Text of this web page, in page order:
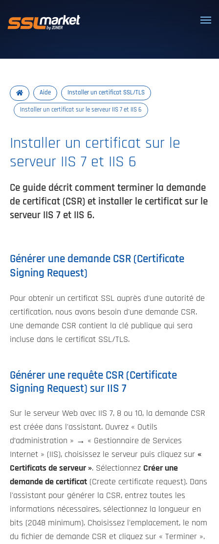
Certificats SSL/TLS de confiance
Aide Installer un certificat SSL/TLS
Installer un certificat sur le serveur IIS 7 et IIS 6
Installer un certificat sur le
serveur IIS 7 et IIS 6
Ce guide décrit comment terminer la demande
de certificat (CSR) et installer le certificat sur le
serveur IIS 7 et IIS 6.
Générer une demande CSR (Certificate
Signing Request)
Pour obtenir un certificat SSL auprès d'une autorité de
certification, nous avons besoin d'une demande CSR.
Une demande CSR contient la clé publique qui sera
incluse dans le certificat SSL/TLS.
Générer une requête CSR (Certificate
Signing Request) sur IIS 7
Sur le serveur Web avec IIS 7, 8 ou 10, la demande CSR
est créée dans l'assistant. Ouvrez « Outils
d’administration » → « Gestionnaire de Services
Internet » (IIS), choisissez le serveur puis cliquez sur «
Certificats de serveur ». Sélectionnez Créer une
demande de certificat (Create certificate request). Dans
l'assistant pour générer la CSR, entrez toutes les
informations nécessaires, sélectionnez la longueur en
bits (2048 minimum). Choisissez l'emplacement, le nom
du fichier de demande CSR et cliquez sur « Terminer ».